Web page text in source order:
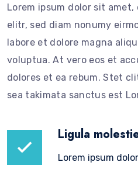
Lorem ipsum dolor sit
elitr, sed diam nonumy
labore et dolore magna
voluptua. At vero eos et
dolores et ea rebum. Stet
sea takimata sanctus est
Ligula
Lorem ipsum